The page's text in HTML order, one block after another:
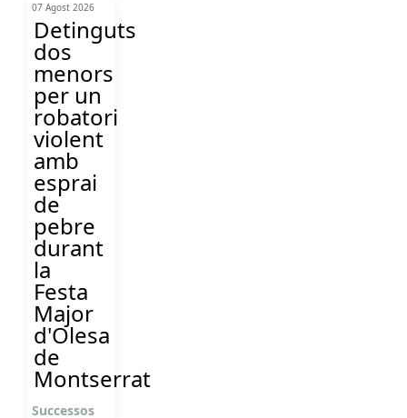
07 Agost 2026
Detinguts
dos
menors
per un
robatori
violent
amb
esprai
de
pebre
durant
la
Festa
Major
d'Olesa
de
Montserrat
Successos